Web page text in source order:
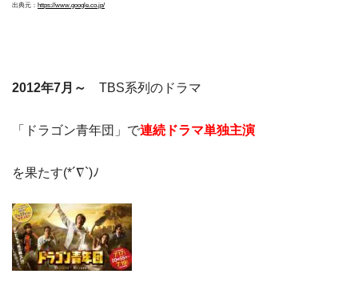
出典元： https://www.google.co.jp/
2012年7月～ TBS系列のドラマ
「ドラゴン青年団」で連続ドラマ単独主演
を果たす(*´∇`)ﾉ